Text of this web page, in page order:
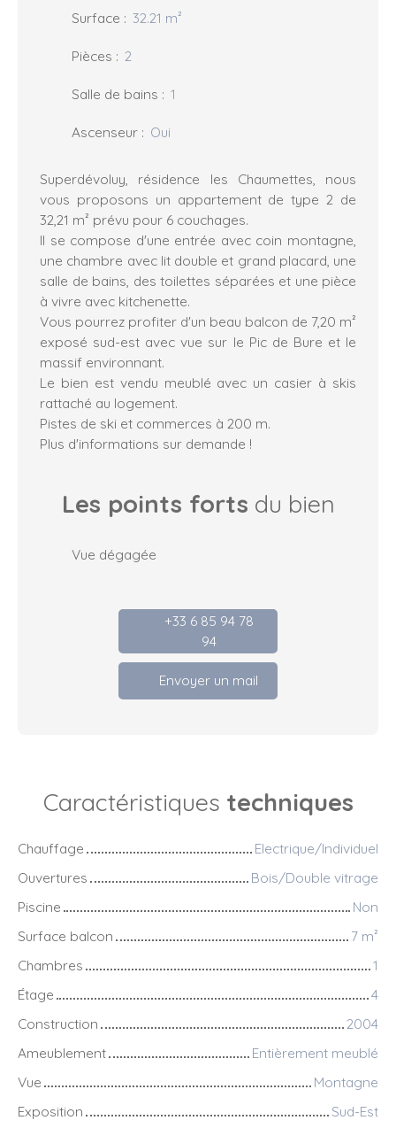
Surface : 32.21 m²
Pièces : 2
Salle de bains : 1
Ascenseur : Oui
Superdévoluy, résidence les Chaumettes, nous
vous proposons un appartement de type 2 de
32,21 m² prévu pour 6 couchages.
Il se compose d'une entrée avec coin montagne,
une chambre avec lit double et grand placard, une
salle de bains, des toilettes séparées et une pièce
à vivre avec kitchenette.
Vous pourrez profiter d'un beau balcon de 7,20 m²
exposé sud-est avec vue sur le Pic de Bure et le
massif environnant.
Le bien est vendu meublé avec un casier à skis
rattaché au logement.
Pistes de ski et commerces à 200 m.
Plus d'informations sur demande !
Les points forts du bien
Vue dégagée
+33 6 85 94 78
94
Envoyer un mail
Caractéristiques techniques
Chauffage
Electrique/Individuel
Ouvertures
Bois/Double vitrage
Piscine
Non
Surface balcon
7 m²
Chambres
1
Étage
4
Construction
2004
Ameublement
Entièrement meublé
Vue
Montagne
Exposition
Sud-Est